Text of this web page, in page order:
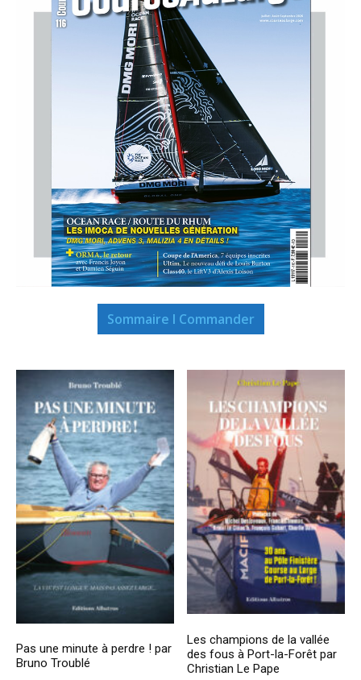
Sommaire I Commander
Pas une minute à perdre ! par
Bruno Troublé
Les champions de la vallée
des fous à Port-la-Forêt par
Christian Le Pape